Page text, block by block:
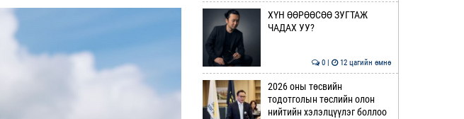
ХҮН ӨӨРӨӨСӨӨ ЗУГТАЖ
ЧАДАХ УУ?
0 | 12 цагийн өмнө
2026 оны төсвийн
тодотголын төслийн олон
нийтийн хэлэлцүүлэг боллоо